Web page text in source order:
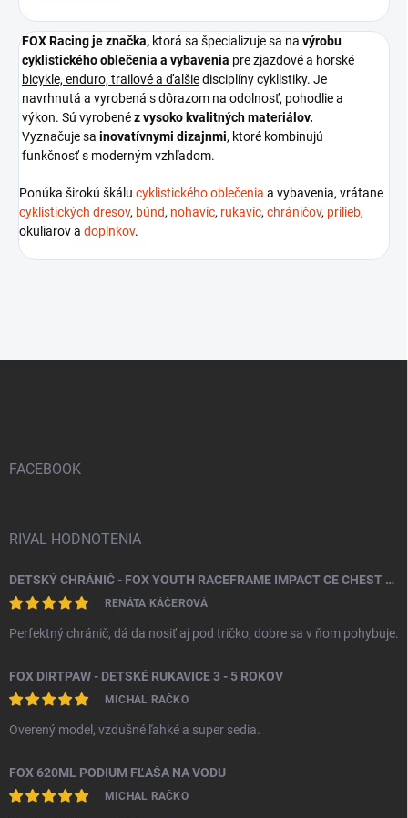
FOX Racing jeznačka, ktorá sa špecializuje sa na výrobu
cyklistického oblečenia a vybavenia pre zjazdové a horské
bicykle, enduro, trailové a ďalšiedisciplíny cyklistiky. Je
navrhnutá a vyrobená s dôrazom na odolnosť, pohodlie a
výkon. Sú vyrobenéz vysoko kvalitných materiálov.
Vyznačuje sa inovatívnymi dizajnmi, ktoré kombinujú
funkčnosť s moderným vzhľadom.
Ponúka širokú škálu cyklistického oblečenia a vybavenia, vrátane
cyklistických dresov, búnd, nohavíc, rukavíc, chráničov, prilieb,
okuliarov a doplnkov.
FACEBOOK
RIVAL HODNOTENIA
DETSKÝ CHRÁNIČ - FOX YOUTH RACEFRAME IMPACT CE CHEST GUARD
RENÁTA KÁČEROVÁ
Perfektný chránič, dá da nosiť aj pod tričko, dobre sa v ňom pohybuje.
FOX DIRTPAW - DETSKÉ RUKAVICE 3 - 5 ROKOV
MICHAL RAČKO
Overený model, vzdušné ľahké a super sedia.
FOX 620ML PODIUM FĽAŠA NA VODU
MICHAL RAČKO